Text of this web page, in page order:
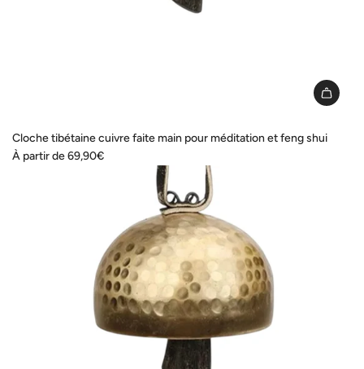
Cloche tibétaine cuivre faite main pour méditation et feng shui
À partir de69,90€